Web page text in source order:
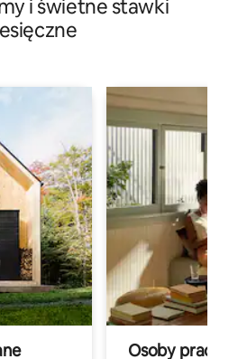
i świetne stawki
Osoby